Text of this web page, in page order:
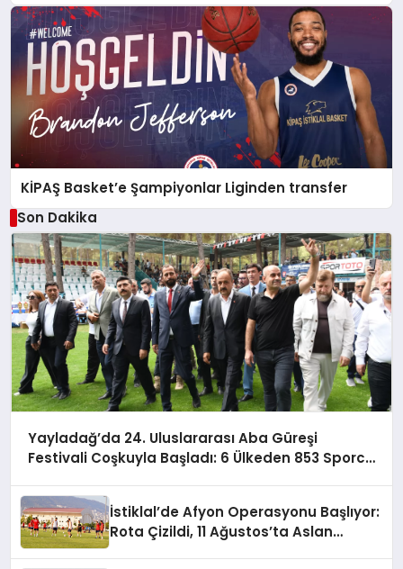
KİPAŞ Basket’e Şampiyonlar Liginden transfer
Son Dakika
Yayladağ’da 24. Uluslararası Aba Güreşi
Festivali Coşkuyla Başladı: 6 Ülkeden 853 Sporcu
İstiklal’de Afyon Operasyonu Başlıyor:
Rota Çizildi, 11 Ağustos’ta Aslan